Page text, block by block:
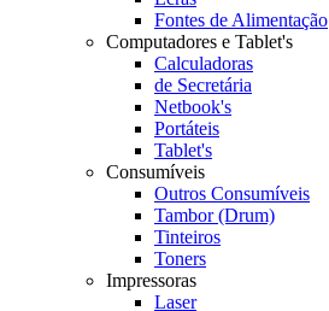
Fontes de Alimentação
Computadores e Tablet's
Calculadoras
de Secretária
Netbook's
Portáteis
Tablet's
Consumíveis
Outros Consumíveis
Tambor (Drum)
Tinteiros
Toners
Impressoras
Laser